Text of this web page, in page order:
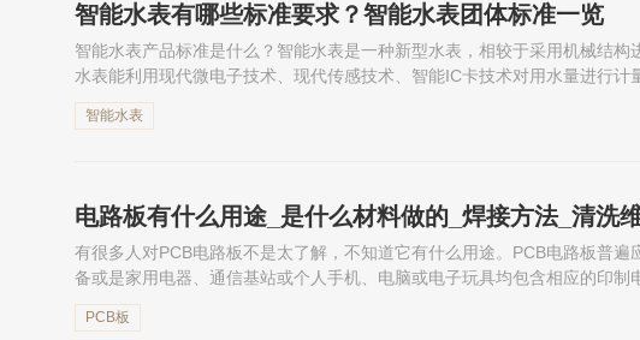
智能水表有哪些标准要求？智能水表团体标准一览
智能水表产品标准是什么？智能水表是一种新型水表，相较于采用机械结构
水表能利用现代微电子技术、现代传感技术、智能IC卡技术对用水量进行计
智能水表
电路板有什么用途_是什么材料做的_焊接方法_清洗
有很多人对PCB电路板不是太了解，不知道它有什么用途。PCB电路板普遍
备或是家用电器、通信基站或个人手机、电脑或电子玩具均包含相应的印制
PCB板